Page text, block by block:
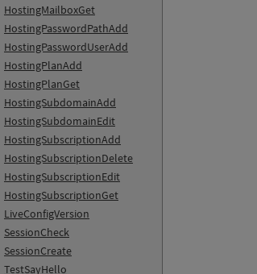
HostingMailboxGet
HostingPasswordPathAdd
HostingPasswordUserAdd
HostingPlanAdd
HostingPlanGet
HostingSubdomainAdd
HostingSubdomainEdit
HostingSubscriptionAdd
HostingSubscriptionDelete
HostingSubscriptionEdit
HostingSubscriptionGet
LiveConfigVersion
SessionCheck
SessionCreate
TestSayHello